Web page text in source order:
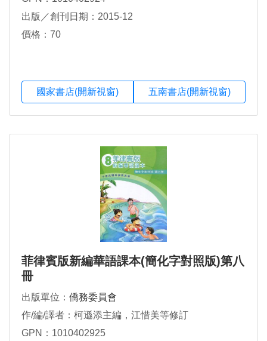
出版／創刊日期：2015-12
價格：70
國家書店(開新視窗) 五南書店(開新視窗)
菲律賓版新編華語課本(簡化字對照版)第八
冊
出版單位： 僑務委員會
作/編/譯者：柯遜添主編，江惜美等修訂
GPN：1010402925